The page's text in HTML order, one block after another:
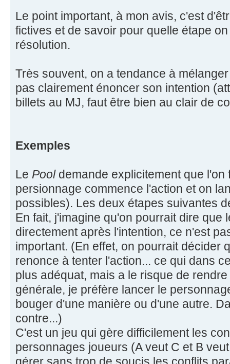
Le point important, à mon avis, c'est
fictives et de savoir pour quelle étape
résolution.
Très souvent, on a tendance à
pas clairement énoncer son intention
billets au MJ, faut être bien au clair de
Exemples
Le Pooldemande explicitement que l'on
persionnage commence l'action et on
possibles). Les deux étapes suivantes
En fait, j'imagine qu'on pourrait dire que
directement après l'intention, ce n'est
important. (En effet, on pourrait décider
renonce à tenter l'action... ce qui dans
plus adéquat, mais a le risque de
générale, je préfère lancer le
bouger d'une manière ou d'une autre.
contre...)
C'est un jeu qui gère difficilement les
personnages joueurs (A veut C et B